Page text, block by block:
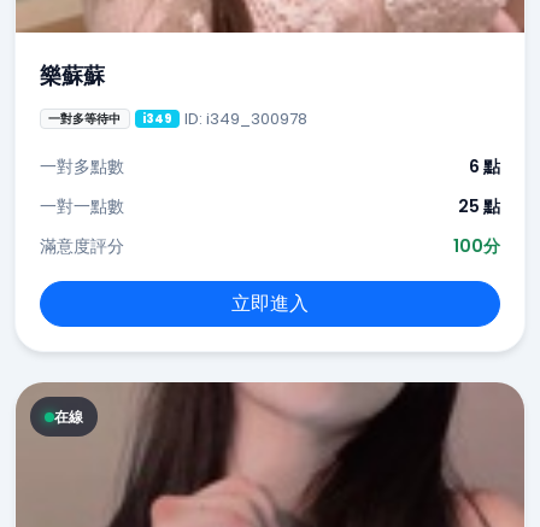
樂蘇蘇
一對多等待中 i349 ID: i349_300978
一對多點數
6 點
一對一點數
25 點
滿意度評分
100分
立即進入
在線